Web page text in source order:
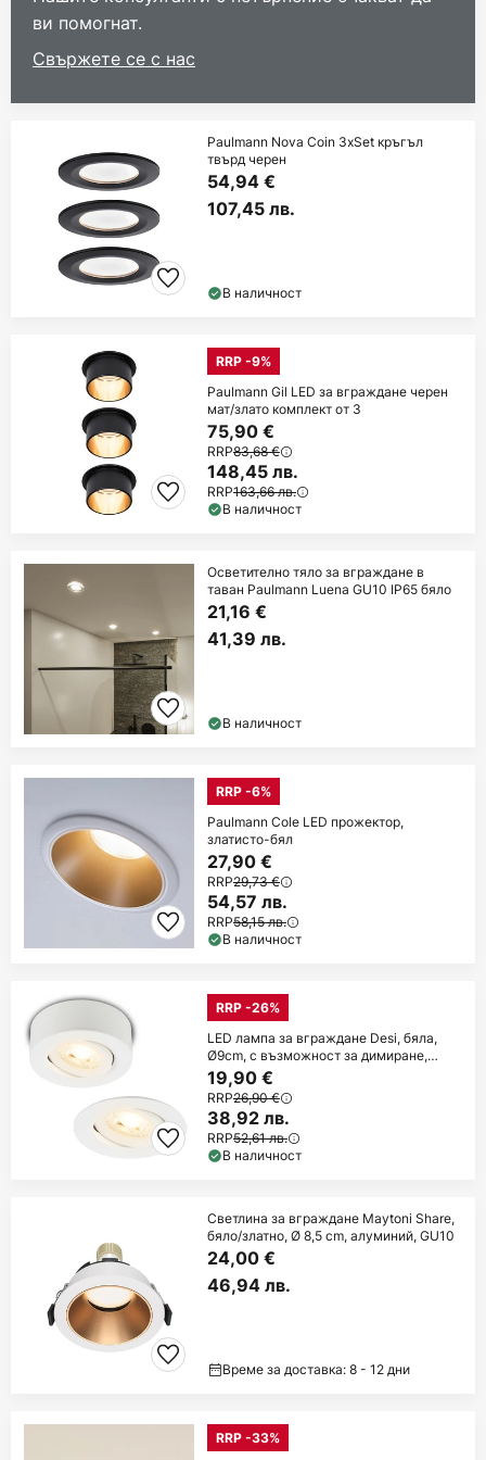
ви помогнат.
Свържете се с нас
Paulmann Nova Coin 3xSet кръгъл
твърд черен
54,94 €
107,45 лв.
В наличност
RRP -9%
Paulmann Gil LED за вграждане черен
мат/злато комплект от 3
75,90 €
RRP83,68 €
148,45 лв.
RRP163,66 лв.
В наличност
Осветително тяло за вграждане в
таван Paulmann Luena GU10 IP65 бяло
21,16 €
41,39 лв.
В наличност
RRP -6%
Paulmann Cole LED прожектор,
златисто-бял
27,90 €
RRP29,73 €
54,57 лв.
RRP58,15 лв.
В наличност
RRP -26%
LED лампа за вграждане Desi, бяла,
Ø9cm, с възможност за димиране,
3000K
19,90 €
RRP26,90 €
38,92 лв.
RRP52,61 лв.
В наличност
Светлина за вграждане Maytoni Share,
бяло/златно, Ø 8,5 cm, алуминий, GU10
24,00 €
46,94 лв.
Време за доставка: 8 - 12 дни
RRP -33%